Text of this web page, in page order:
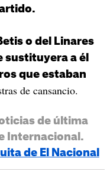
o del Linares
sustituyera a él
que estaban
de cansancio.
de última
Internacional.
de El Nacional